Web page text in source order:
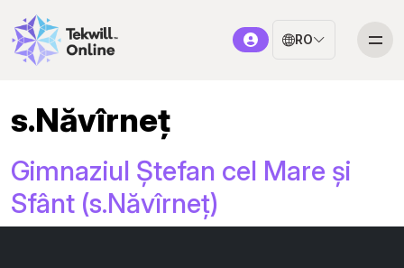
RO
s.Năvîrneț
Gimnaziul Ștefan cel Mare și
Sfânt (s.Năvîrneț)